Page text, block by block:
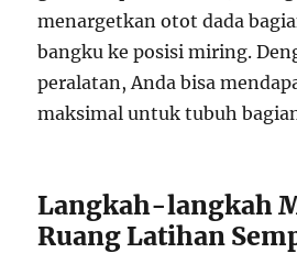
menargetkan otot dada
bangku ke posisi miring.
peralatan, Anda bisa
maksimal untuk tubuh
Langkah-langkah
Ruang Latihan